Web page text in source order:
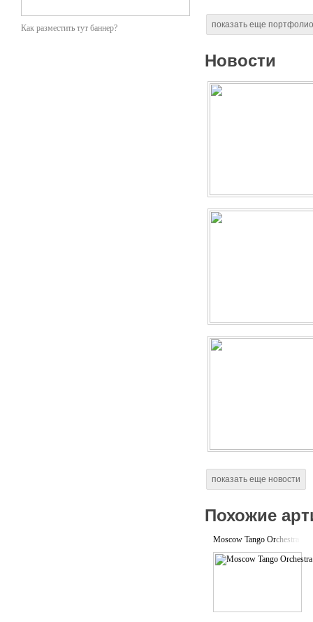
Как разместить тут баннер? показать еще портфолио
Новости
показать еще новости
Похожие
Moscow Tango Orchestra